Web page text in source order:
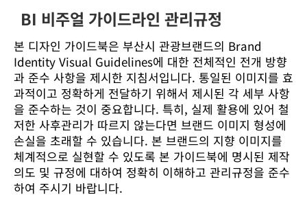
BI 비주얼 가이드라인 관리규정
본 디자인 가이드북은 부산시 관광브랜드의 Brand
Identity Visual Guidelines에 대한 전체적인 전개 방향
과 준수 사항을 제시한 지침서입니다. 통일된 이미지를 효
과적이고 정확하게 전달하기 위해서 제시된 각 세부 사항
을 준수하는 것이 중요합니다. 특히, 실제 활용에 있어 철
저한 사후관리가 따르지 않는다면 브랜드 이미지 형성에
손실을 초래할 수 있습니다. 본 브랜드의 지향 이미지를
체계적으로 실현할 수 있도록 본 가이드북에 명시된 제작
의도 및 규정에 대하여 정확히 이해하고 관리규정을 준수
하여 주시기 바랍니다.